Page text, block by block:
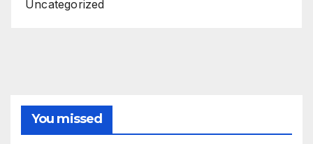
Uncategorized
You missed